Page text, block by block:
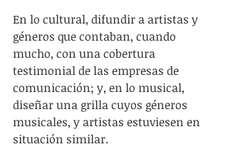
En lo cultural, difundir a artistas y
géneros que contaban, cuando
mucho, con una cobertura
testimonial de las empresas de
comunicación; y, en lo musical,
diseñar una grilla cuyos géneros
musicales, y artistas estuviesen en
situación similar.